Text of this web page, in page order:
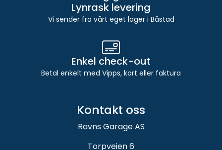
Lynrask levering
Vi sender fra vårt eget lager i Båstad
Enkel check-out
Betal enkelt med Vipps, kort eller faktura
Kontakt oss
Ravns Garage AS
Torpveien 6